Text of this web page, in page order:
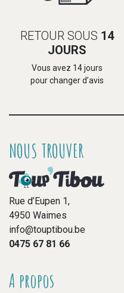
RETOUR SOUS 14
JOURS
Vous avez 14 jours
pour changer d’avis
NOUS TROUVER
Rue d’Eupen 1,
4950 Waimes
info@touptibou.be
0475 67 81 66
A propos